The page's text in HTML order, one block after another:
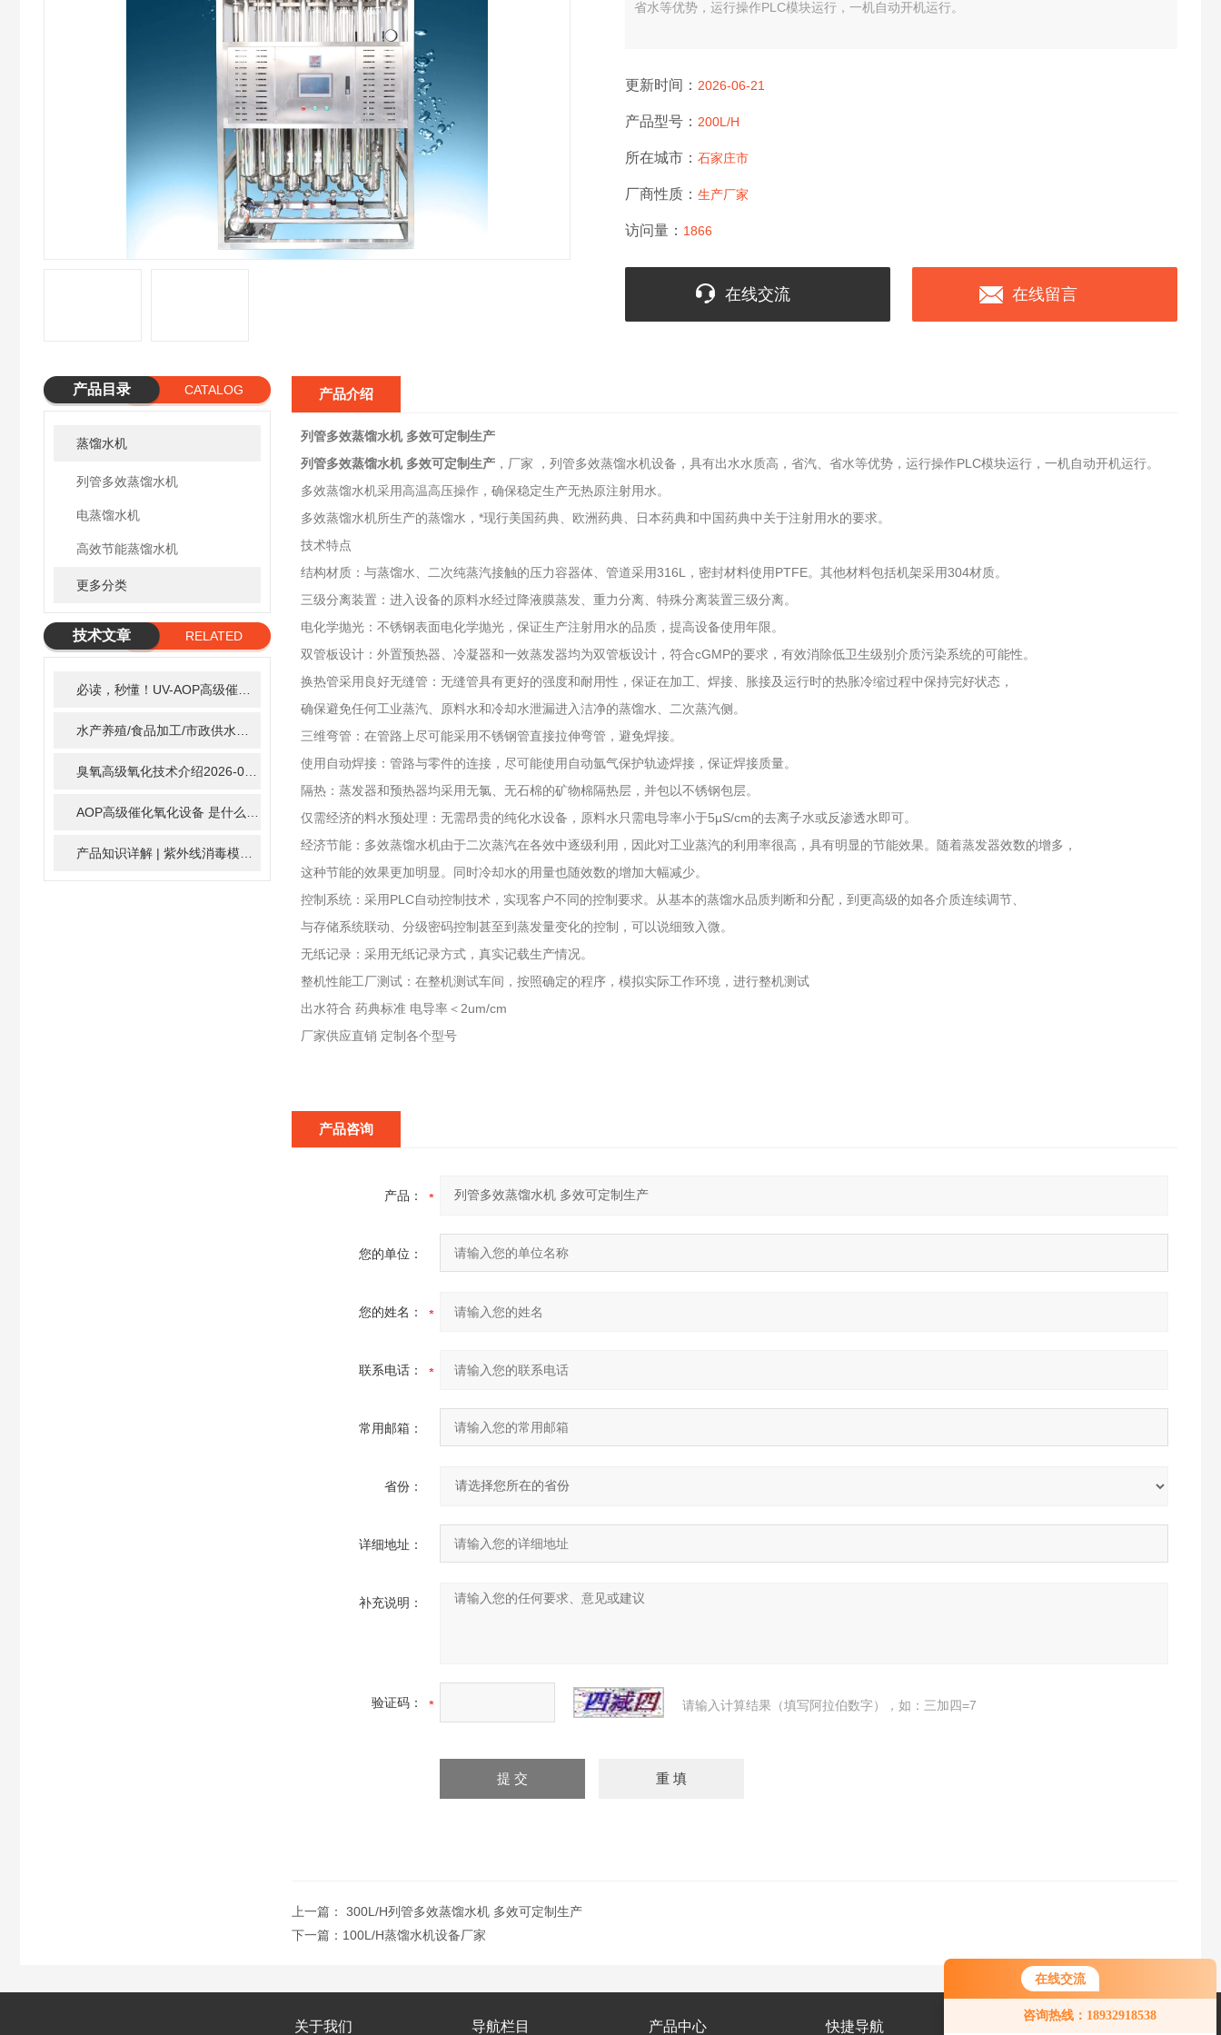
在线交流
咨询热线：18932918538
省水等优势，运行操作PLC模块运行，一机自动开机运行。
更新时间： 2026-06-21
产品型号： 200L/H
所在城市： 石家庄市
厂商性质： 生产厂家
访问量： 1866
在线交流 在线留言
产品目录 CATALOG
蒸馏水机
列管多效蒸馏水机
电蒸馏水机
高效节能蒸馏水机
更多分类
技术文章
RELATED
2026-07-03
2026-06-26
臭氧高级氧化技术介绍2026-02-27
2025-11-17
2024-01-16
产品介绍
列管多效蒸馏水机 多效可定制生产
列管多效蒸馏水机 多效可定制生产 ，厂家 ，列管多效蒸馏水机设备，具有出水水质高，省汽、省水等优势，运行操作PLC模块运行，一机自动开机运行。
多效蒸馏水机采用高温高压操作，确保稳定生产无热原注射用水。
多效蒸馏水机所生产的蒸馏水，*现行美国药典、欧洲药典、日本药典和中国药典中关于注射用水的要求。
技术特点
结构材质：与蒸馏水、二次纯蒸汽接触的压力容器体、管道采用316L，密封材料使用PTFE。其他材料包括机架采用304材质。
三级分离装置：进入设备的原料水经过降液膜蒸发、重力分离、特殊分离装置三级分离。
电化学抛光：不锈钢表面电化学抛光，保证生产注射用水的品质，提高设备使用年限。
双管板设计：外置预热器、冷凝器和一效蒸发器均为双管板设计，符合cGMP的要求，有效消除低卫生级别介质污染系统的可能性。
换热管采用良好无缝管：无缝管具有更好的强度和耐用性，保证在加工、焊接、胀接及运行时的热胀冷缩过程中保持完好状态，
确保避免任何工业蒸汽、原料水和冷却水泄漏进入洁净的蒸馏水、二次蒸汽侧。
三维弯管：在管路上尽可能采用不锈钢管直接拉伸弯管，避免焊接。
使用自动焊接：管路与零件的连接，尽可能使用自动氩气保护轨迹焊接，保证焊接质量。
隔热：蒸发器和预热器均采用无氯、无石棉的矿物棉隔热层，并包以不锈钢包层。
仅需经济的料水预处理：无需昂贵的纯化水设备，原料水只需电导率小于5μS/cm的去离子水或反渗透水即可。
经济节能：多效蒸馏水机由于二次蒸汽在各效中逐级利用，因此对工业蒸汽的利用率很高，具有明显的节能效果。随着蒸发器效数的增多，
这种节能的效果更加明显。同时冷却水的用量也随效数的增加大幅减少。
控制系统：采用PLC自动控制技术，实现客户不同的控制要求。从基本的蒸馏水品质判断和分配，到更高级的如各介质连续调节、
与存储系统联动、分级密码控制甚至到蒸发量变化的控制，可以说细致入微。
无纸记录：采用无纸记录方式，真实记载生产情况。
整机性能工厂测试：在整机测试车间，按照确定的程序，模拟实际工作环境，进行整机测试
出水符合 药典标准 电导率＜2um/cm
厂家供应直销 定制各个型号
产品咨询
产品：
您的单位：
您的姓名：
联系电话：
常用邮箱：
省份：
详细地址：
补充说明：
验证码： 请输入计算结果（填写阿拉伯数字），如：三加四=7
上一篇： 300L/H列管多效蒸馏水机 多效可定制生产
下一篇： 100L/H蒸馏水机设备厂家
关于我们 导航栏目 产品中心 快捷导航